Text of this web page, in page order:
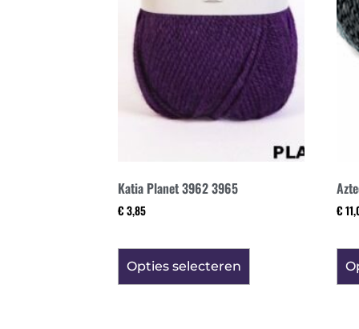
Katia Planet 3962 3965
€ 3,85
Opties selecteren
€